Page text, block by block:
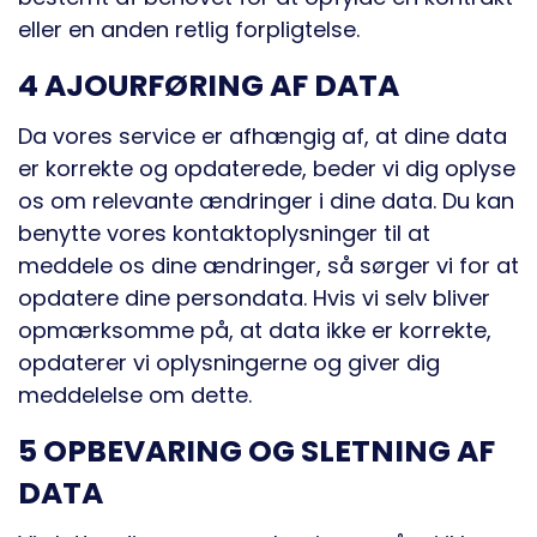
eller en anden retlig forpligtelse.
4 AJOURFØRING AF DATA
Da vores service er afhængig af, at dine data
er korrekte og opdaterede, beder vi dig oplyse
os om relevante ændringer i dine data. Du kan
benytte vores kontaktoplysninger til at
meddele os dine ændringer, så sørger vi for at
opdatere dine persondata. Hvis vi selv bliver
opmærksomme på, at data ikke er korrekte,
opdaterer vi oplysningerne og giver dig
meddelelse om dette.
5 OPBEVARING OG SLETNING AF
DATA